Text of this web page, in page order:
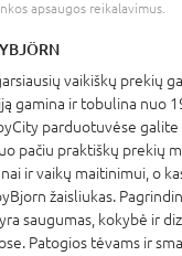
apsaugos reikalavimus.
vaikiškų prekių
gamina ir tobulina nuo
parduotuvėse
pačiu praktiškų prekių
ir vaikų maitinimui, o
žaisliukas.
saugumas, kokybė ir
Patogios tėvams ir